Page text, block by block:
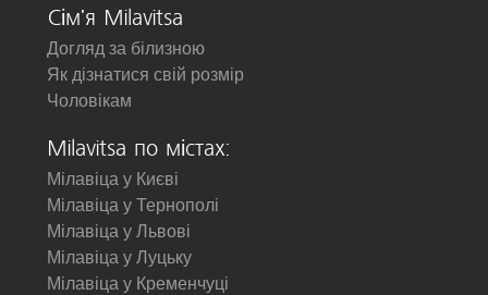
Сім'я Milavitsa
Догляд за білизною
Як дізнатися свій розмір
Чоловікам
Milavitsa по містах:
Мілавіца у Києві
Мілавіца у Тернополі
Мілавіца у Львові
Мілавіца у Луцьку
Мілавіца у Кременчуці